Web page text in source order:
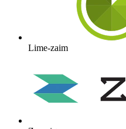
Lime-zaim